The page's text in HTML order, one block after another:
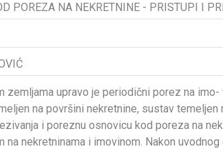
POREZA NA NEKRETNINE - PRISTUPI I
zemljama upravo je periodični porez na
na površini nekretnine, sustav
i poreznu osnovicu kod poreza na
nekretninama i imovinom. Nakon